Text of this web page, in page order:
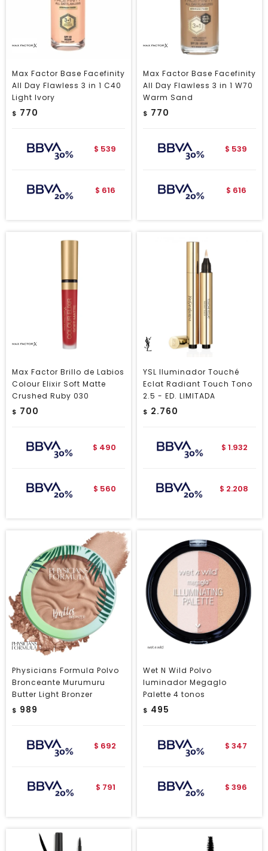
Max Factor Base Facefinity
All Day Flawless 3 in 1 C40
Light Ivory
$ 770
$ 539
$ 616
Max Factor Base Facefinity
All Day Flawless 3 in 1 W70
Warm Sand
$ 770
$ 539
$ 616
Max Factor Brillo de Labios
Colour Elixir Soft Matte
Crushed Ruby 030
$ 700
$ 490
$ 560
YSL Iluminador Touché
Eclat Radiant Touch Tono
2.5 - ED. LIMITADA
$ 2.760
$ 1.932
$ 2.208
Physicians Formula Polvo
Bronceante Murumuru
Butter Light Bronzer
$ 989
$ 692
$ 791
Wet N Wild Polvo
Iuminador Megaglo
Palette 4 tonos
$ 495
$ 347
$ 396